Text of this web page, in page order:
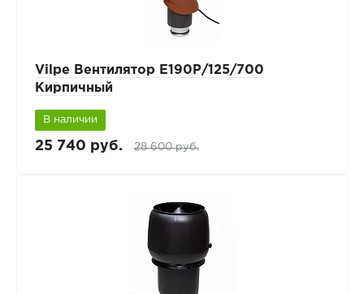
Vilpe Вентилятор Е190Р/125/700
Кирпичный
В наличии
25 740 руб. 28 600 руб.